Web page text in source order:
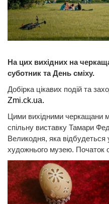
На цих вихідних на
суботник та День сміху.
Добірка цікавих подій та
Zmi.ck.ua.
Цими вихідними черкащани
спільну виставку Тамари
Великодня, яка відбудеться
художнього музею. Початок